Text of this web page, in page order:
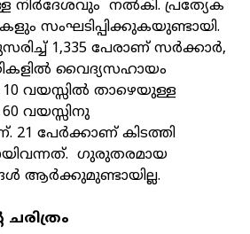
നിര്‍ദേശവും നല്‍കി. പ്രത്യേക
സംഘടിപ്പിക്കുകയുണ്ടായി.
1,335 പേരാണ് സര്‍ക്കാര്‍,
വൈദ്യസഹായം
10 വയസ്സില്‍ താഴെയുള്ള
60 വയസ്സിനു
പേര്‍ക്കാണ് കിടത്തി
ഗുരുതരമായ
ആര്‍ക്കുമുണ്ടായില്ല.